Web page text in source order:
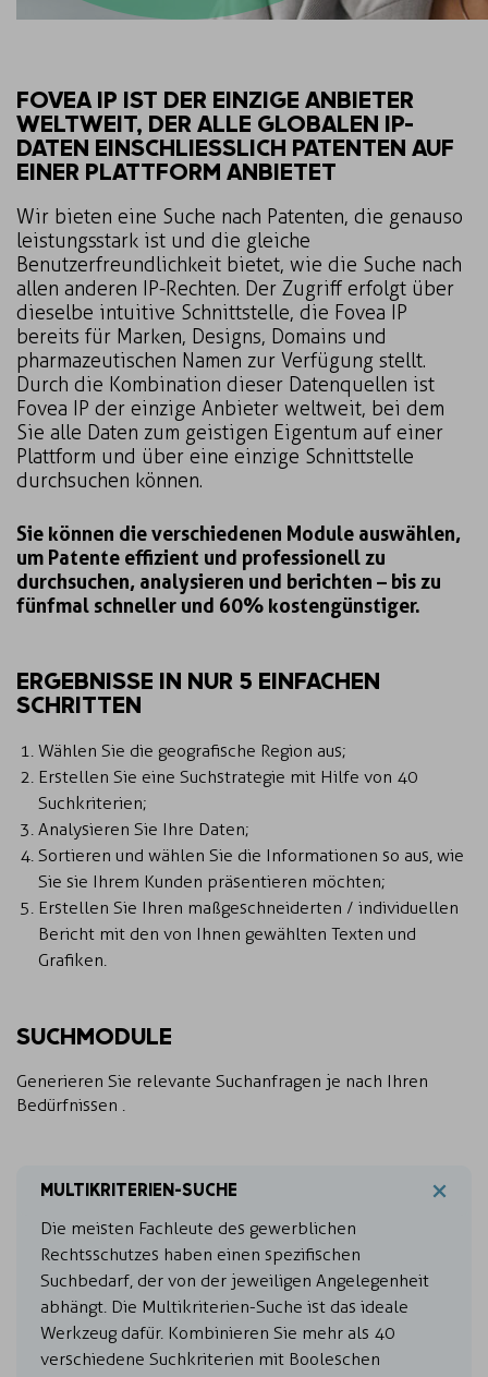
FOVEA IP IST DER EINZIGE ANBIETER
WELTWEIT, DER ALLE GLOBALEN IP-
DATEN EINSCHLIESSLICH PATENTEN AUF E
INER PLATTFORM ANBIETET
Wir bieten eine Suche nach Patenten, die genauso
leistungsstark ist und die gleiche
Benutzerfreundlichkeit bietet, wie die Suche nach
allen anderen IP-Rechten. Der Zugriff erfolgt über
dieselbe intuitive Schnittstelle, die Fovea IP
bereits für Marken, Designs, Domains und
pharmazeutischen Namen zur Verfügung stellt.
Durch die Kombination dieser Datenquellen ist
Fovea IP der einzige Anbieter weltweit, bei dem
Sie alle Daten zum geistigen Eigentum auf einer
Plattform und über eine einzige Schnittstelle
durchsuchen können.
Sie können die verschiedenen Module auswählen,
um Patente effizient und professionell zu
durchsuchen, analysieren und berichten – bis zu
fünfmal schneller und 60% kostengünstiger.
ERGEBNISSE IN NUR 5 EINFACHEN
SCHRITTEN
Wählen Sie die geografische Region aus;
Erstellen Sie eine Suchstrategie mit Hilfe von 40
Suchkriterien;
Analysieren Sie Ihre Daten;
Sortieren und wählen Sie die Informationen so aus, wie
Sie sie Ihrem Kunden präsentieren möchten;
Erstellen Sie Ihren maßgeschneiderten / individuellen
Bericht mit den von Ihnen gewählten Texten und
Grafiken.
SUCHMODULE
Generieren Sie relevante Suchanfragen je nach Ihren
Bedürfnissen .
MULTIKRITERIEN-SUCHE
Die meisten Fachleute des gewerblichen
Rechtsschutzes haben einen spezifischen
Suchbedarf, der von der jeweiligen Angelegenheit
abhängt. Die Multikriterien-Suche ist das ideale
Werkzeug dafür. Kombinieren Sie mehr als 40
verschiedene Suchkriterien mit Booleschen